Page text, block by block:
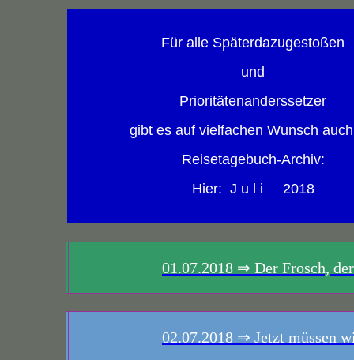
Für alle Späterdazugestoßen
und
Prioritätenanderssetzer
gibt es auf vielfachen Wunsch
Reisetagebuch-Archiv:
Hier: J u l i 2018
01.07.2018 ⇒ Der Frosch,
02.07.2018 ⇒ Jetzt müssen